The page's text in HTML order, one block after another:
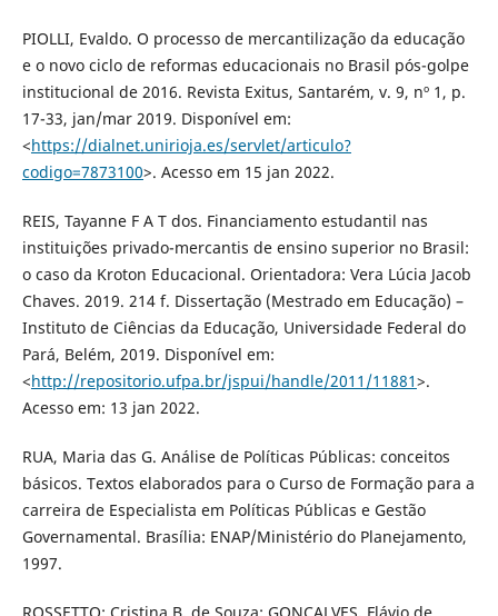
PIOLLI, Evaldo. O processo de mercantilização da educação
e o novo ciclo de reformas educacionais no Brasil pós-golpe
institucional de 2016. Revista Exitus, Santarém, v. 9, nº 1, p.
17-33, jan/mar 2019. Disponível em:
<https://dialnet.unirioja.es/servlet/articulo?
codigo=7873100>. Acesso em 15 jan 2022.
REIS, Tayanne F A T dos. Financiamento estudantil nas
instituições privado-mercantis de ensino superior no Brasil:
o caso da Kroton Educacional. Orientadora: Vera Lúcia Jacob
Chaves. 2019. 214 f. Dissertação (Mestrado em Educação) –
Instituto de Ciências da Educação, Universidade Federal do
Pará, Belém, 2019. Disponível em:
<http://repositorio.ufpa.br/jspui/handle/2011/11881>.
Acesso em: 13 jan 2022.
RUA, Maria das G. Análise de Políticas Públicas: conceitos
básicos. Textos elaborados para o Curso de Formação para a
carreira de Especialista em Políticas Públicas e Gestão
Governamental. Brasília: ENAP/Ministério do Planejamento,
1997.